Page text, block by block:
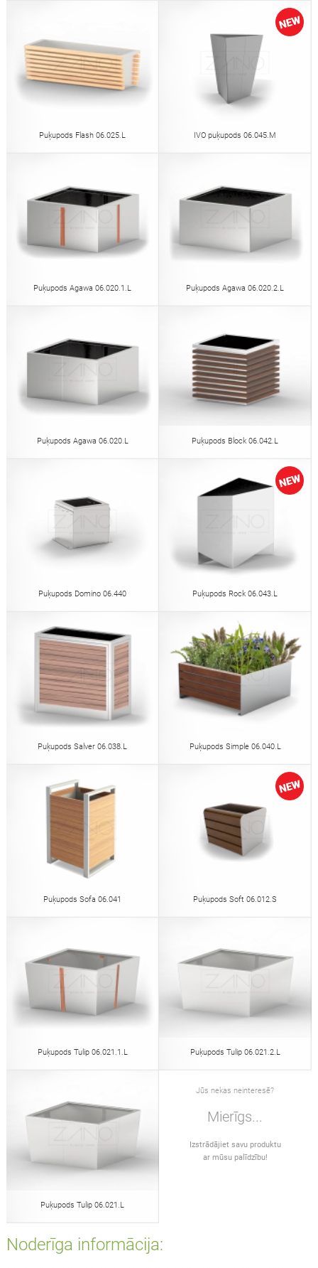
Puķupods Flash 06.025.L IVO puķupods 06.045.M
Puķupods Agawa 06.020.1.L Puķupods Agawa 06.020.2.L
Puķupods Agawa 06.020.L Puķupods Block 06.042.L
Puķupods Domino 06.440 Puķupods Rock 06.043.L
Puķupods Salver 06.038.L Puķupods Simple 06.040.L
Puķupods Sofa 06.041 Puķupods Soft 06.012.S
Puķupods Tulip 06.021.1.L Puķupods Tulip 06.021.2.L
Puķupods Tulip 06.021.L
Jūs nekas neinteresē?
Mierīgs...
Izstrādājiet savu produktu
ar mūsu palīdzību!
Noderīga informācija: